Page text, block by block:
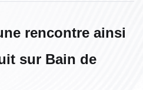
rencontre ainsi
sur Bain de